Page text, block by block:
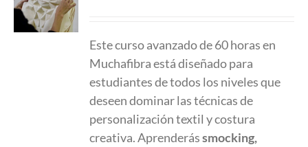
Este curso avanzado de 60 horas en
Muchafibra está diseñado para
estudiantes de todos los niveles que
deseen dominar las técnicas de
personalización textil y costura
creativa. Aprenderássmocking,